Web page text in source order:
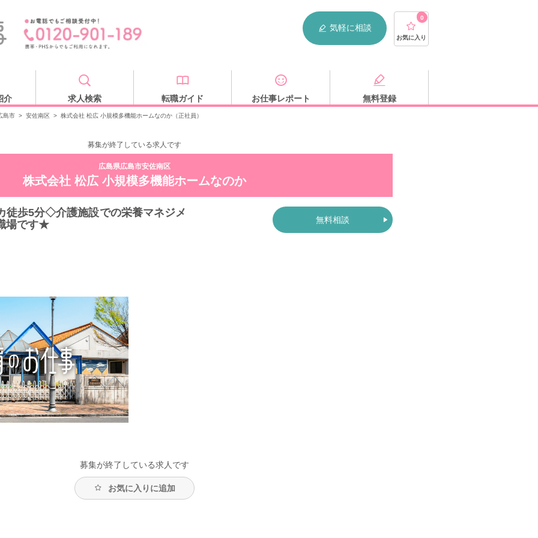
気軽に相談
0
お気に入り
介 求人検索 転職ガイド お仕事レポート 無料登録
島市 > 安佐南区 > 株式会社 松広 小規模多機能ホームなのか（正社員）
募集が終了している求人です
広島県広島市安佐南区
株式会社 松広 小規模多機能ホームなのか
歩5分◇介護施設での栄養マネジメ
場です★
無料相談
募集が終了している求人です
お気に入りに追加